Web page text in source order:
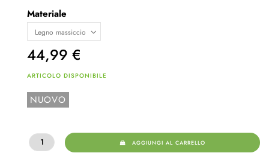
Materiale
44,99 €
ARTICOLO DISPONIBILE
NUOVO
AGGIUNGI AL CARRELLO